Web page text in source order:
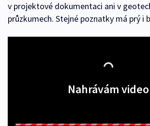
v projektové dokumentaci ani v
průzkumech. Stejné poznatky má prý i
Nahrávám video